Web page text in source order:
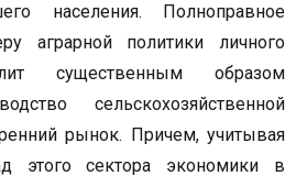
населения. Полноправное
аграрной политики личного
существенным образом
сельскохозяйственной
рынок. Причем, учитывая
этого сектора экономики в